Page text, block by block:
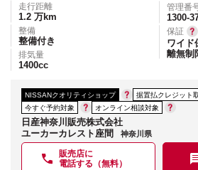
走行距離
1.2 万km
整備
整備付き
排気量
1400cc
管理番
1300-
保証
ワイド
離無制
NISSANクオリティショップ
据置払クレジット
今すぐ予約対象
オンライン相談対象
日産神奈川販売株式会社
ユーカーカレスト座間
神奈川県
販売店に
電話する（無料）